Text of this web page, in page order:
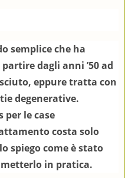
semplice che ha
dagli anni ’50 ad
eppure tratta con
degenerative.
per le case
costa solo
spiego come è stato
metterlo in pratica.